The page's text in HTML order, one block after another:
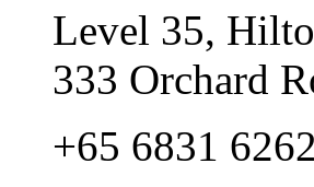
Level 35,
333 Orchard
+65 6831 6262